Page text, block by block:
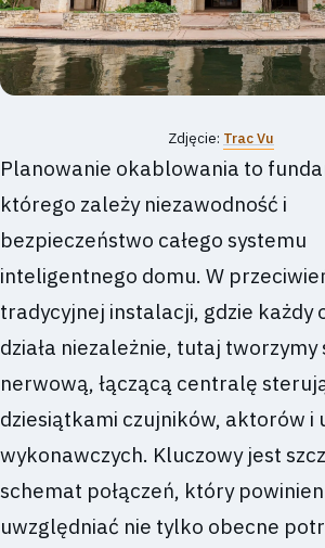
Zdjęcie: Trac Vu
Planowanie okablowania to
którego zależy niezawodność i
bezpieczeństwo całego systemu
inteligentnego domu. W
tradycyjnej instalacji, gdzie każdy
działa niezależnie, tutaj tworzymy
nerwową, łączącą centralę
dziesiątkami czujników, aktorów i
wykonawczych. Kluczowy jest
schemat połączeń, który powinien
uwzględniać nie tylko obecne